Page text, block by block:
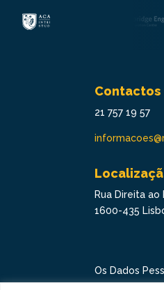
Contactos
21 757 19 57
Rua Direita ao
1600-435
Os Dados